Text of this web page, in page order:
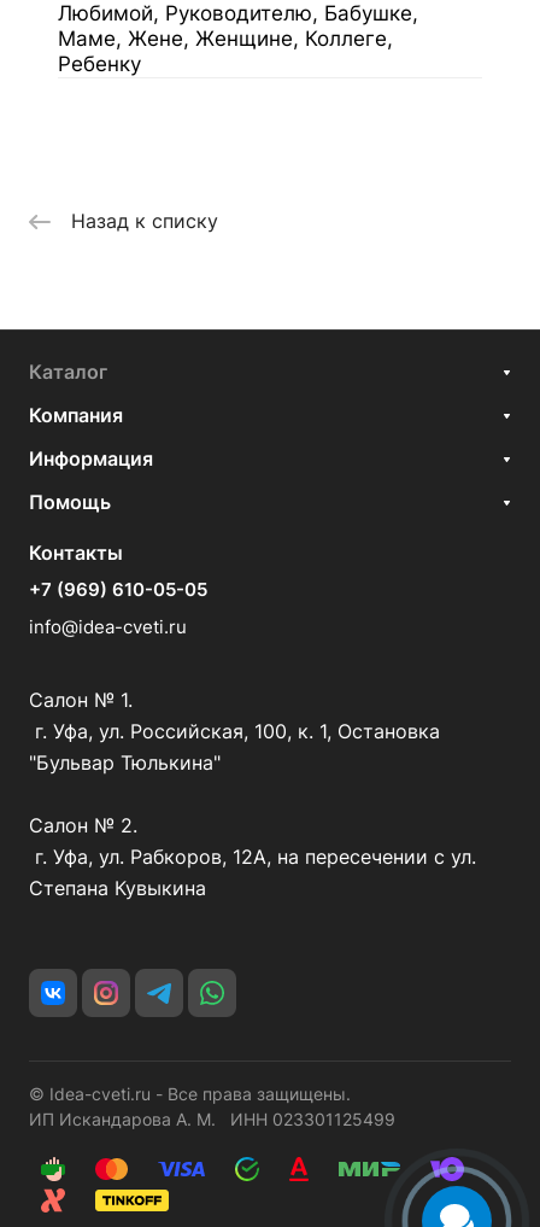
Любимой, Руководителю, Бабушке,
Маме, Жене, Женщине, Коллеге,
Ребенку
Назад к списку
Каталог
Компания
Информация
Помощь
Контакты
+7 (969) 610-05-05
info@idea-cveti.ru
Салон № 1.
г. Уфа, ул. Российская, 100, к. 1, Остановка
"Бульвар Тюлькина"
Салон № 2.
г. Уфа, ул. Рабкоров, 12А, на пересечении с ул.
Степана Кувыкина
© Idea-cveti.ru - Все права защищены.
ИП Искандарова А. М. ИНН 023301125499